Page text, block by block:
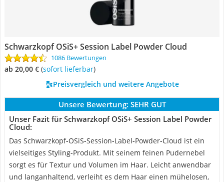
Schwarzkopf OSiS+ Session Label Powder Cloud
1086 Bewertungen
ab 20,00 € ( Sofort lieferbar)
Preisvergleich und weitere Angebote
Unsere Bewertung: SEHR GUT
Unser Fazit für Schwarzkopf OSiS+ Session Label Powder
Cloud:
Das Schwarzkopf-OSiS-Session-Label-Powder-Cloud ist ein
vielseitiges Styling-Produkt. Mit seinem feinen Pudernebel
sorgt es für Textur und Volumen im Haar. Leicht anwendbar
und langanhaltend, verleiht es dem Haar einen mühelosen,